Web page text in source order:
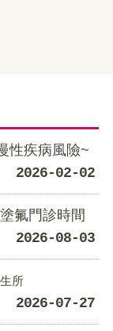
性疾病風險~
2026-02-02
氟門診時間
2026-08-03
所
2026-07-27